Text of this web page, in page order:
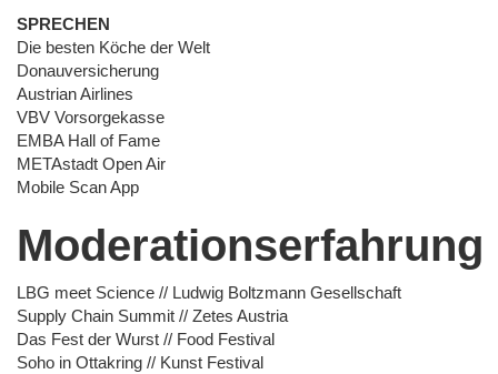
SPRECHEN
Die besten Köche der Welt
Donauversicherung
Austrian Airlines
VBV Vorsorgekasse
EMBA Hall of Fame
METAstadt Open Air
Mobile Scan App
Moderationserfahrung
LBG meet Science // Ludwig Boltzmann Gesellschaft
Supply Chain Summit // Zetes Austria
Das Fest der Wurst // Food Festival
Soho in Ottakring // Kunst Festival